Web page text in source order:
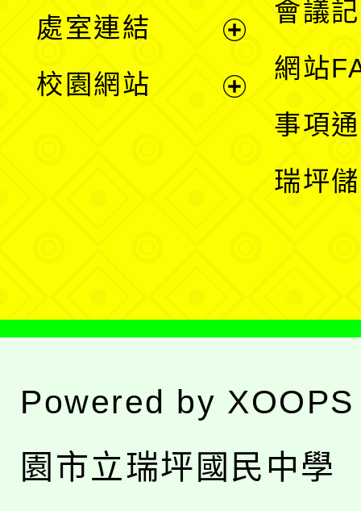
單
處室連結
校園網站
會議
網站
事項
瑞坪
Powered by XOOPS
園市立瑞坪國民中學